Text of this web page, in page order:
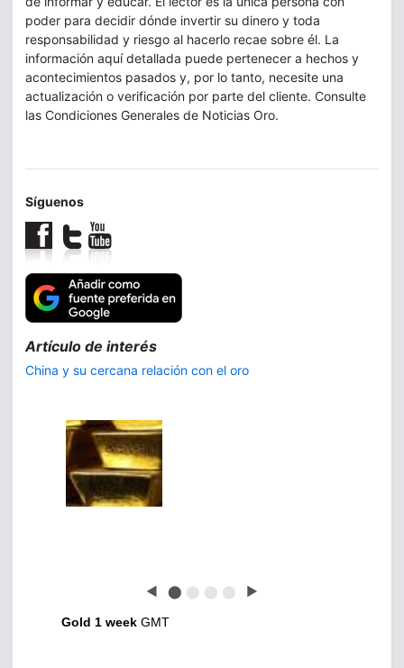
poder para decidir dónde invertir su dinero y toda
responsabilidad y riesgo al hacerlo recae sobre él. La
información aquí detallada puede pertenecer a hechos y
acontecimientos pasados y, por lo tanto, necesite una
actualización o verificación por parte del cliente. Consulte
las Condiciones Generales de Noticias Oro.
Síguenos
Trilogía:
La demanda de plata
◀ ⬤ ⬤ ⬤ ⬤ ▶
Gold 1 week GMT